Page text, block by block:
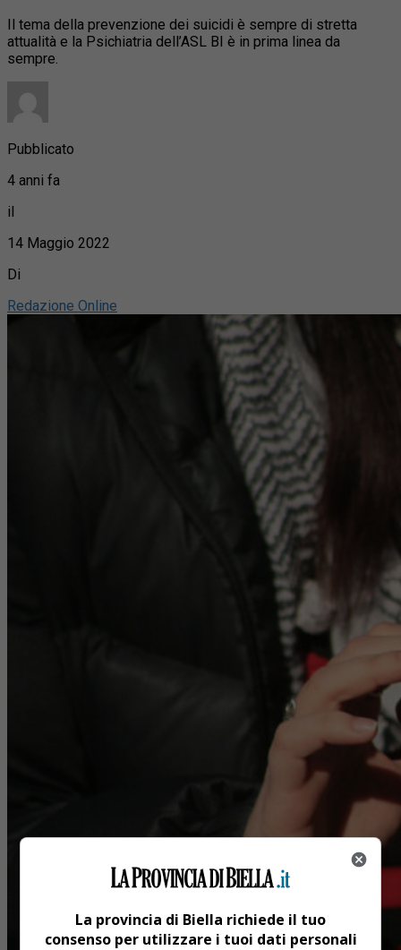
Il tema della prevenzione dei suicidi è sempre di stretta
attualità e la Psichiatria dell’ASL BI è in prima linea da
sempre.
Pubblicato
4 anni fa
il
14 Maggio 2022
Di
Redazione Online
La provincia di Biella richiede il tuo
consenso per utilizzare i tuoi dati personali